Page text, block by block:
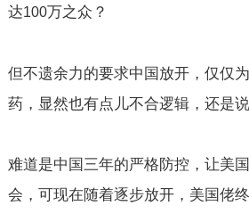
达100万之众？
但不遗余力的要求中国放开，仅仅
药，显然也有点儿不合逻辑，还是
难道是中国三年的严格防控，让美
会，可现在随着逐步放开，美国佬